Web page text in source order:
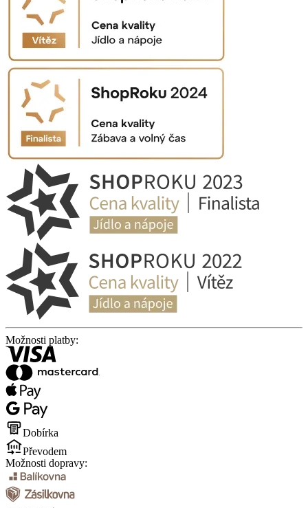
Možnosti platby:
Dobírka
Převodem
Možnosti dopravy: